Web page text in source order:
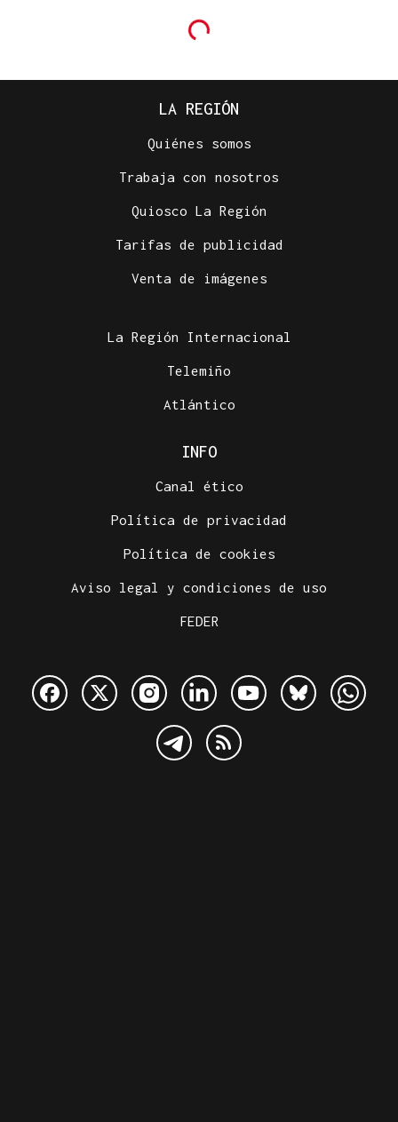
LA REGIÓN
Quiénes somos
Trabaja con nosotros
Quiosco La Región
Tarifas de publicidad
Venta de imágenes
La Región Internacional
Telemiño
Atlántico
INFO
Canal ético
Política de privacidad
Política de cookies
Aviso legal y condiciones de uso
FEDER